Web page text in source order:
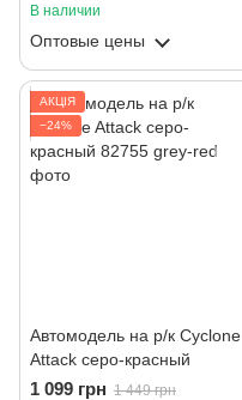
В наличии
Оптовые цены
АКЦІЯ
−24%
Автомодель на р/к Cyclone
Attack серо-красный
1 099 грн 1 449 грн